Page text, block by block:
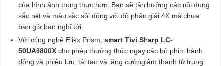
của hình ảnh trung thực hơn. Bạn sẽ tận hưởng các nội dung
sắc nét và màu sắc sôi động với độ phân giải 4K mà chưa
bao giờ bạn nghĩ tới.
Với công nghệ Eliex Prism, smart Tivi Sharp LC-
50UA6800X cho phép thưởng thức ngay các bộ phim hành
động và phiêu lưu, tái tạo và tăng cường âm thanh từ trung